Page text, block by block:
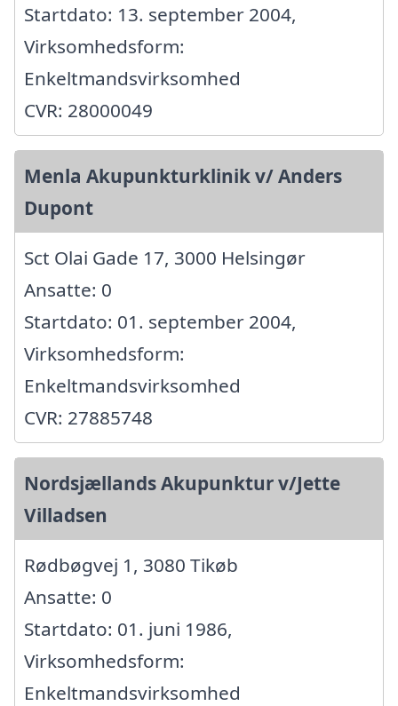
Startdato: 13. september 2004,
Virksomhedsform:
Enkeltmandsvirksomhed
CVR: 28000049
Menla Akupunkturklinik v/ Anders
Dupont
Sct Olai Gade 17, 3000 Helsingør
Ansatte: 0
Startdato: 01. september 2004,
Virksomhedsform:
Enkeltmandsvirksomhed
CVR: 27885748
Nordsjællands Akupunktur v/Jette
Villadsen
Rødbøgvej 1, 3080 Tikøb
Ansatte: 0
Startdato: 01. juni 1986,
Virksomhedsform:
Enkeltmandsvirksomhed